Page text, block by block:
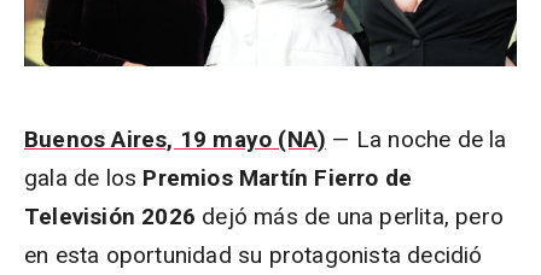
Buenos Aires, 19 mayo (NA) — La noche de la
gala de los Premios Martín Fierro de
Televisión 2026 dejó más de una perlita, pero
en esta oportunidad su protagonista decidió